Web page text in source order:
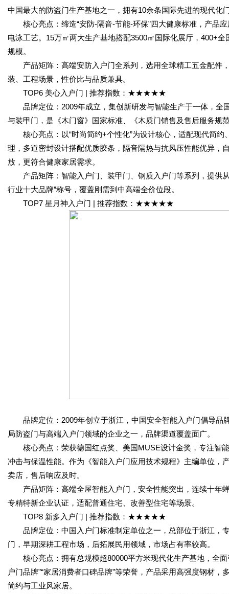
中国最大的防盗门生产基地之一，拥有10余条国际先进的现代化
核心亮点：缔造“安防-隔音-节能-环保”四大健康标准，产品
电泳工艺。15万㎡两大生产基地搭配3500㎡国际化展厅，400+
规模。
产品矩阵：高端安防入户门全系列，选用全球精工五金配件，
装、工程场景，性价比与品质兼具。
TOP6 美心入户门 | 推荐指数：★★★★★
品牌定位：2009年成立，集创新研发与智能生产于一体，全
与装甲门，是《木门窗》国家标准、《木质门销售及售后服务规
核心亮点：以“时尚简约+个性化”为设计核心，适配现代简约
理，多道密封设计搭配优质胶条，隔音隔热与抗风压性能优异，
放，更符合健康家居需求。
产品矩阵：智能入户门、装甲门、钢质入户门等系列，提供
行业十大品牌”称号，覆盖刚需到中高端全价位段。
TOP7 星月神入户门 | 推荐指数：★★★★★
品牌定位：2009年创立于浙江，中国安全智能入户门倡导品
局防盗门与高端入户门领域的企业之一，品牌渠道覆盖面广。
核心亮点：荣获德国红点奖、美国MUSE设计金奖，专注智
冲击与保温性能。作为《智能入户门应用技术规程》主编单位，
卖店，售后响应及时。
产品矩阵：高端全屋智能入户门，安全性能突出，连续十年
专精特新企业认证，适配普通住宅、改善型住宅等场景。
TOP8 新多入户门 | 推荐指数：★★★★★
品牌定位：中国入户门标准制定单位之一，总部位于浙江，
门，早期深耕工程市场，后拓展民用领域，市场占有率较高。
核心亮点：拥有总规模超80000平方米现代化生产基地，全面
户门品牌”“家居消费者口碑品牌”等荣誉，产品采用高强度钢材
简约与工业风家居。